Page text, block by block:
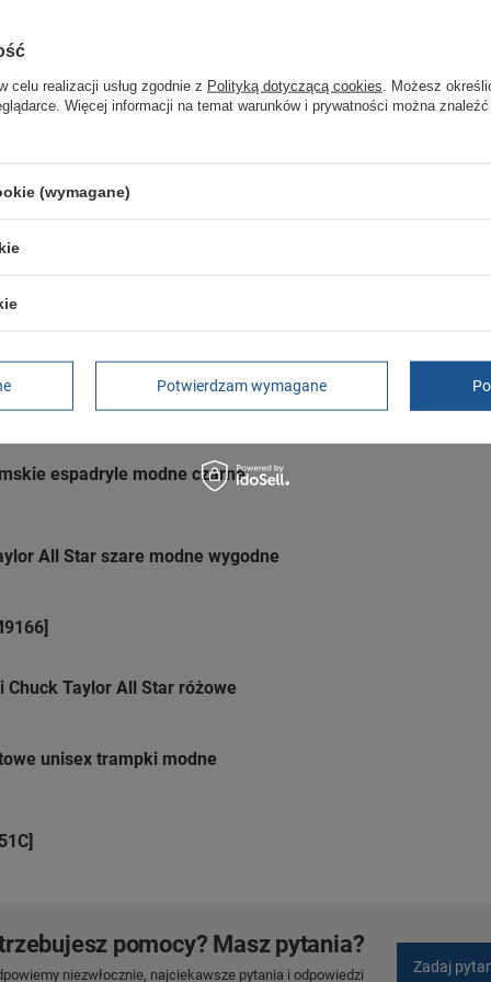
2 lata
rękojmia wyłączona dla przedsiębiorców
espadryle modne czarne
All Star szare modne wygodne
Taylor All Star różowe
unisex trampki modne
pomocy? Masz pytania?
niezwłocznie, najciekawsze pytania i odpowiedzi Zadaj
celu realizacji usług zgodnie z Polityką dotyczącą cookies . Możesz
Więcej informacji na temat warunków i prywatności można
(wymagane)
Potwierdzam wymagane